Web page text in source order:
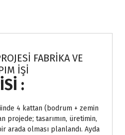
FABRİKA VE
İŞİ
:
4 kattan (bodrum + zemin
projede; tasarımın, üretimin,
arada olması planlandı. Ayda